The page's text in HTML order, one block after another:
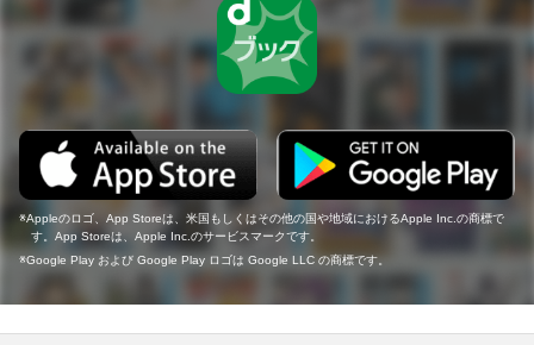
Appleのロゴ、App Storeは、米国もしくはその他の国や地域におけるApple Inc.の商標で
す。App Storeは、Apple Inc.のサービスマークです。
Google Play および Google Play ロゴは Google LLC の商標です。